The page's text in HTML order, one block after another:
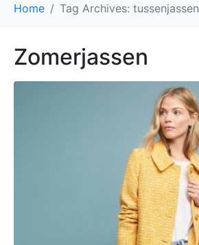
Home Tag Archives: tussenjassen
Zomerjassen